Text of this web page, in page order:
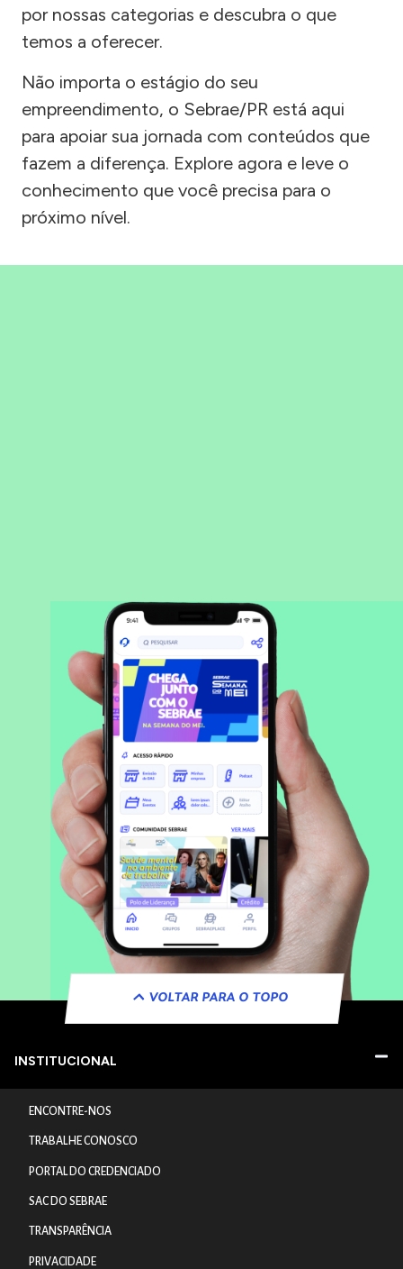
por nossas categorias e descubra o que
temos a oferecer.
Não importa o estágio do seu
empreendimento, o Sebrae/PR está aqui
para apoiar sua jornada com conteúdos que
fazem a diferença. Explore agora e leve o
conhecimento que você precisa para o
próximo nível.
VOLTAR PARA O TOPO
INSTITUCIONAL
ENCONTRE-NOS
TRABALHE CONOSCO
PORTAL DO CREDENCIADO
SAC DO SEBRAE
TRANSPARÊNCIA
PRIVACIDADE